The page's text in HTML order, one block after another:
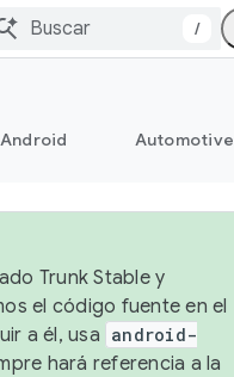
/
Automotive
Trunk Stable y
el código fuente en el
a él, usa android-
hará referencia a la